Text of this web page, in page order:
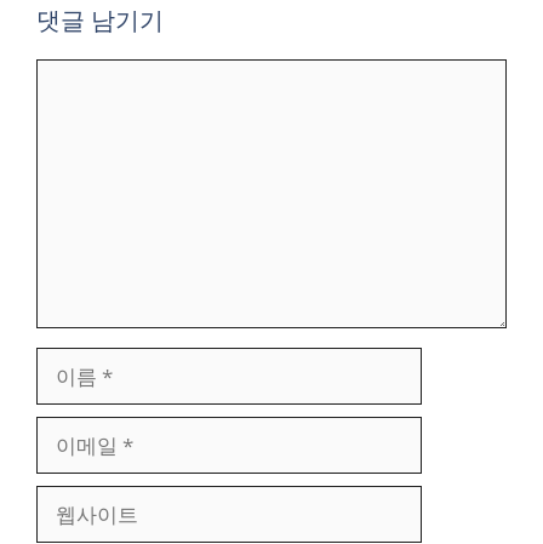
댓글 남기기
일